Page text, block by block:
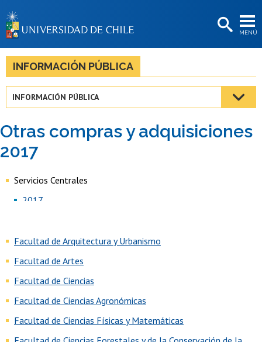
MENÚ
BIBLIOTECAS
LA UNIVERSIDAD
Estudiantes
Académicas/os
INFORMACIÓN PÚBLICA
INFORMACIÓN PÚBLICA
Otras compras y adquisiciones
2017
Servicios Centrales
2017
Facultad de Arquitectura y Urbanismo
Facultad de Artes
Facultad de Ciencias
Facultad de Ciencias Agronómicas
Facultad de Ciencias Físicas y Matemáticas